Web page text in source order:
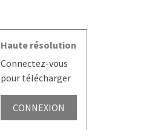
Haute résolution
Connectez-vous
pour télécharger
CONNEXION